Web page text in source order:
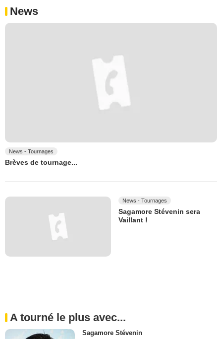
News
News - Tournages
Brèves de tournage...
News - Tournages
Sagamore Stévenin sera
Vaillant !
A tourné le plus avec...
Sagamore Stévenin